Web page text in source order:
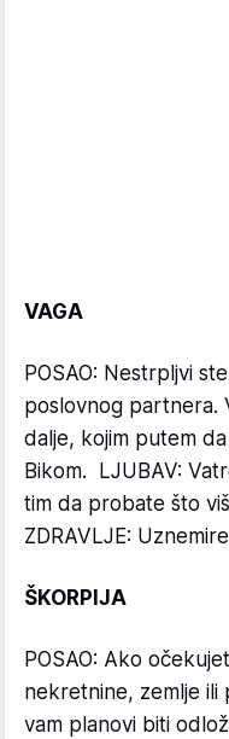
VAGA
POSAO: Nestrpljvi
poslovnog partnera.
dalje, kojim putem
Bikom. LJUBAV:
tim da probate što
ZDRAVLJE:
ŠKORPIJA
POSAO: Ako
nekretnine, zemlje ili
vam planovi biti